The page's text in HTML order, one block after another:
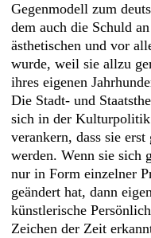
Gegenmodell zum
dem auch die Schuld
ästhetischen und vor
wurde, weil sie allzu
ihres eigenen
Die Stadt- und
sich in der
verankern, dass sie
werden. Wenn sie sich
nur in Form einzelner
geändert hat, dann
künstlerische
Zeichen der Zeit